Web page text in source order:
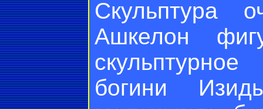
Скульптура
Ашкелон
богини